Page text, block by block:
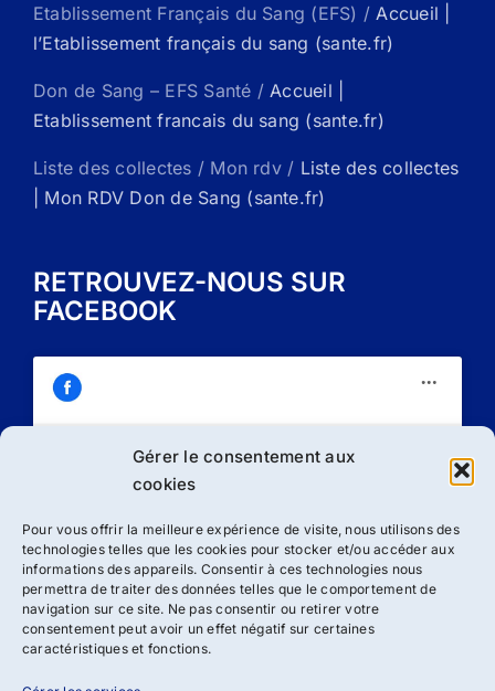
Gérer le consentement aux
cookies
Pour vous offrir la meilleure expérience de visite, nous utilisons des
technologies telles que les cookies pour stocker et/ou accéder aux
informations des appareils. Consentir à ces technologies nous
permettra de traiter des données telles que le comportement de
navigation sur ce site. Ne pas consentir ou retirer votre
consentement peut avoir un effet négatif sur certaines
caractéristiques et fonctions.
Etablissement Français du Sang (EFS) / Accueil |
l’Etablissement français du sang (sante.fr)
Don de Sang – EFS Santé / Accueil |
Etablissement francais du sang (sante.fr)
Liste des collectes / Mon rdv / Liste des collectes
| Mon RDV Don de Sang (sante.fr)
RETROUVEZ-NOUS SUR
FACEBOOK
Cliquez sur « J’accepte » pour activer
J’accepte